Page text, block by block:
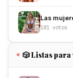
Las
181 votos
🎲 Listas